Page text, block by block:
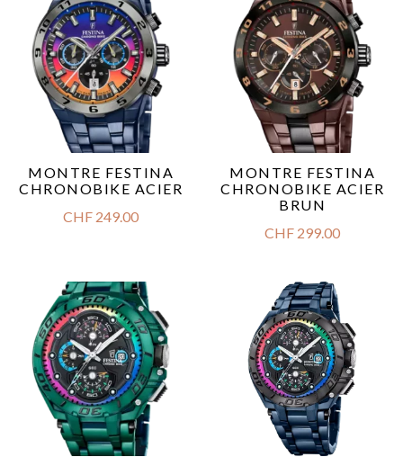
MONTRE FESTINA
CHRONOBIKE ACIER
CHF 249.00
MONTRE FESTINA
CHRONOBIKE ACIER
BRUN
CHF 299.00